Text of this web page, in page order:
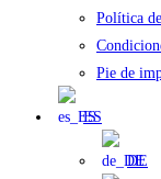
Política
Pie de
ES
DE